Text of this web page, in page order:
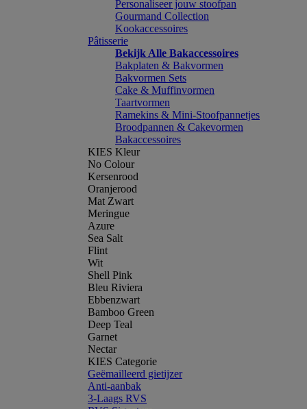
Personaliseer jouw stoofpan
Gourmand Collection
Kookaccessoires
Pâtisserie
Bekijk Alle Bakaccessoires
Bakplaten & Bakvormen
Bakvormen Sets
Cake & Muffinvormen
Taartvormen
Ramekins & Mini-Stoofpannetjes
Broodpannen & Cakevormen
Bakaccessoires
KIES Kleur
No Colour
Kersenrood
Oranjerood
Mat Zwart
Meringue
Azure
Sea Salt
Flint
Wit
Shell Pink
Bleu Riviera
Ebbenzwart
Bamboo Green
Deep Teal
Garnet
Nectar
KIES Categorie
Geëmailleerd gietijzer
Anti-aanbak
3-Laags RVS